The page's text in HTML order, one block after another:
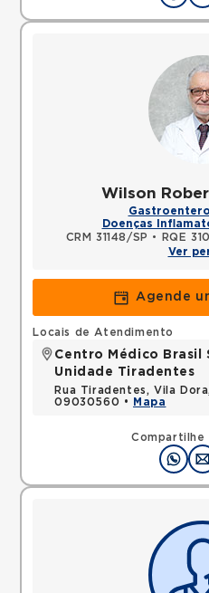
Wilson
Doenças
CRM 31148/SP •
RQE
Ver
Agende
Compartilhe
Locais de Atendimento
Centro Médico Brasil
Unidade Tiradentes
Rua Tiradentes, Vila
09030560 •
Mapa